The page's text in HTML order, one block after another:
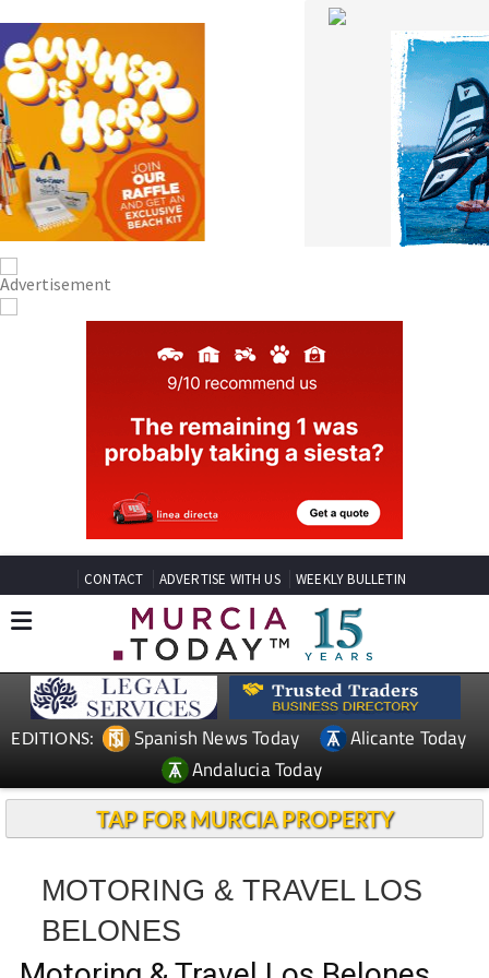
CONTACT ADVERTISE WITH US WEEKLY BULLETIN
EDITIONS: Spanish News Today
Alicante Today
Andalucia Today
TAP FOR MURCIA PROPERTY
MOTORING & TRAVEL LOS
BELONES